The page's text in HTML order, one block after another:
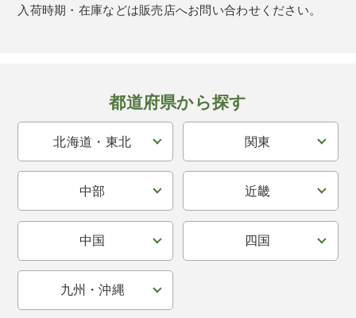
入荷時期・在庫などは販売店へお問い合わせください。
都道府県から探す
北海道・東北 関東
中部 近畿
中国 四国
九州・沖縄